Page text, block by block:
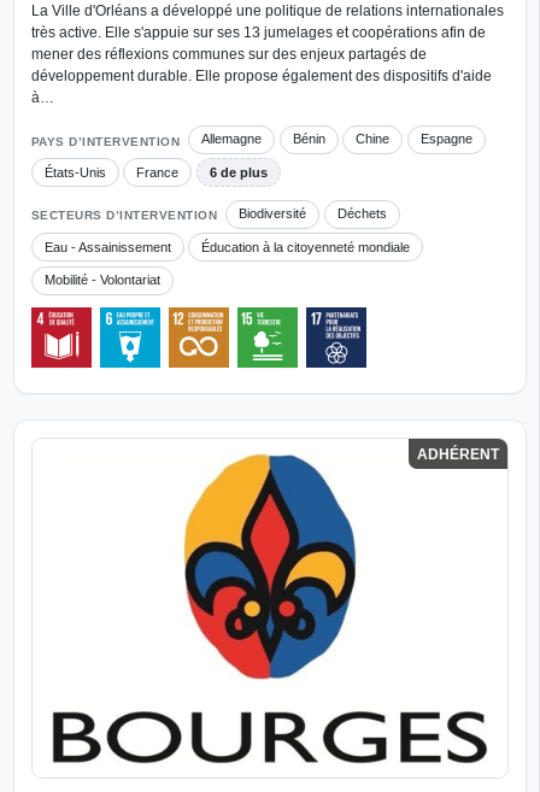
La Ville d'Orléans a développé une politique de relations internationales
très active. Elle s'appuie sur ses 13 jumelages et coopérations afin de
mener des réflexions communes sur des enjeux partagés de
développement durable. Elle propose également des dispositifs d'aide
à…
PAYS D’INTERVENTION Allemagne Bénin Chine Espagne
États-Unis France 6 de plus
SECTEURS D’INTERVENTION Biodiversité Déchets
Eau - Assainissement Éducation à la citoyenneté mondiale
Mobilité - Volontariat
ADHÉRENT